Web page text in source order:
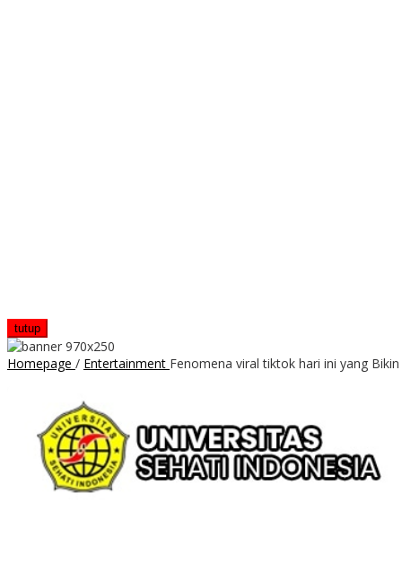
tutup
Homepage / Entertainment Fenomena viral tiktok hari ini yang